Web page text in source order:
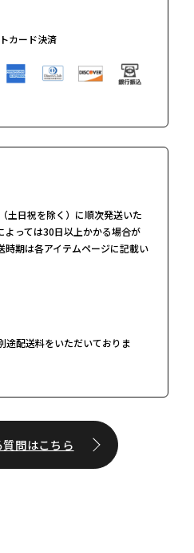
カード決済
土日祝を除く）に順次発送いた
よっては30日以上かかる場合が
時期は各アイテムページに記載い
配送料をいただいておりま
問はこちら